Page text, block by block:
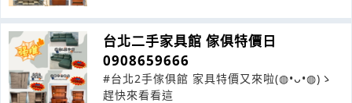
台北二手家具館 傢俱特價日
0908659666
#台北2手傢俱館 家具特價又來啦(◍•ᴗ•◍)ゝ
趕快來看看這